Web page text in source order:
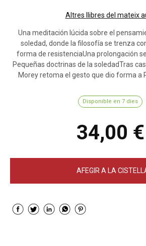
Altres llibres del mateix
Una meditación lúcida sobre el
soledad, donde la filosofía se trenza
forma de resistenciaUna prolongación
Pequeñas doctrinas de la soledadTras
Morey retoma el gesto que dio forma a
Disponible en 7 dies
34,00 €
AFEGIR A LA